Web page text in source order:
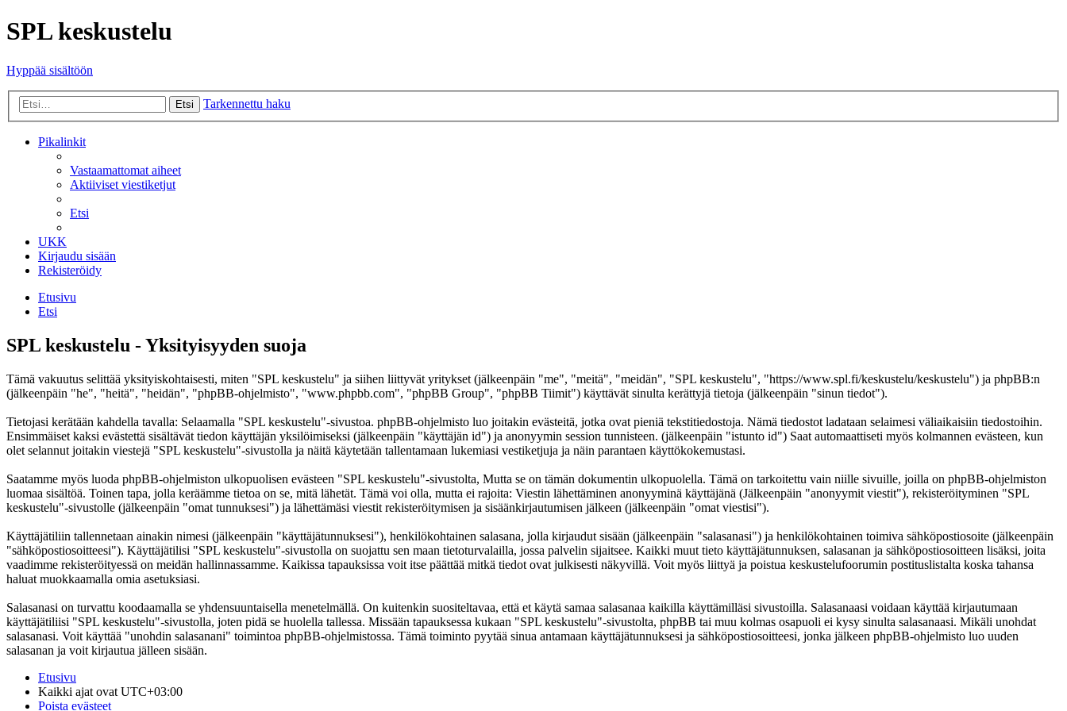
SPL keskustelu
Hyppää sisältöön
Etsi Tarkennettu haku
Pikalinkit
Vastaamattomat aiheet
Aktiiviset viestiketjut
Etsi
UKK
Kirjaudu sisään
Rekisteröidy
Etusivu
Etsi
SPL keskustelu - Yksityisyyden suoja
Tämä vakuutus selittää yksityiskohtaisesti, miten "SPL keskustelu" ja siihen liittyvät yritykset (jälkeenpäin "me", "meitä", "meidän", "SPL keskustelu", "https://www.spl.fi/keskustelu/keskustelu") ja phpBB:n
(jälkeenpäin "he", "heitä", "heidän", "phpBB-ohjelmisto", "www.phpbb.com", "phpBB Group", "phpBB Tiimit") käyttävät sinulta kerättyjä tietoja (jälkeenpäin "sinun tiedot").
Tietojasi kerätään kahdella tavalla: Selaamalla "SPL keskustelu"-sivustoa. phpBB-ohjelmisto luo joitakin evästeitä, jotka ovat pieniä tekstitiedostoja. Nämä tiedostot ladataan selaimesi väliaikaisiin tiedostoihin.
Ensimmäiset kaksi evästettä sisältävät tiedon käyttäjän yksilöimiseksi (jälkeenpäin "käyttäjän id") ja anonyymin session tunnisteen. (jälkeenpäin "istunto id") Saat automaattiseti myös kolmannen evästeen, kun
olet selannut joitakin viestejä "SPL keskustelu"-sivustolla ja näitä käytetään tallentamaan lukemiasi vestiketjuja ja näin parantaen käyttökokemustasi.
Saatamme myös luoda phpBB-ohjelmiston ulkopuolisen evästeen "SPL keskustelu"-sivustolta, Mutta se on tämän dokumentin ulkopuolella. Tämä on tarkoitettu vain niille sivuille, joilla on phpBB-ohjelmiston
luomaa sisältöä. Toinen tapa, jolla keräämme tietoa on se, mitä lähetät. Tämä voi olla, mutta ei rajoita: Viestin lähettäminen anonyyminä käyttäjänä (Jälkeenpäin "anonyymit viestit"), rekisteröityminen "SPL
keskustelu"-sivustolle (jälkeenpäin "omat tunnuksesi") ja lähettämäsi viestit rekisteröitymisen ja sisäänkirjautumisen jälkeen (jälkeenpäin "omat viestisi").
Käyttäjätiliin tallennetaan ainakin nimesi (jälkeenpäin "käyttäjätunnuksesi"), henkilökohtainen salasana, jolla kirjaudut sisään (jälkeenpäin "salasanasi") ja henkilökohtainen toimiva sähköpostiosoite (jälkeenpäin
"sähköpostiosoitteesi"). Käyttäjätilisi "SPL keskustelu"-sivustolla on suojattu sen maan tietoturvalailla, jossa palvelin sijaitsee. Kaikki muut tieto käyttäjätunnuksen, salasanan ja sähköpostiosoitteen lisäksi, joita
vaadimme rekisteröityessä on meidän hallinnassamme. Kaikissa tapauksissa voit itse päättää mitkä tiedot ovat julkisesti näkyvillä. Voit myös liittyä ja poistua keskustelufoorumin postituslistalta koska tahansa
haluat muokkaamalla omia asetuksiasi.
Salasanasi on turvattu koodaamalla se yhdensuuntaisella menetelmällä. On kuitenkin suositeltavaa, että et käytä samaa salasanaa kaikilla käyttämilläsi sivustoilla. Salasanaasi voidaan käyttää kirjautumaan
käyttäjätiliisi "SPL keskustelu"-sivustolla, joten pidä se huolella tallessa. Missään tapauksessa kukaan "SPL keskustelu"-sivustolta, phpBB tai muu kolmas osapuoli ei kysy sinulta salasanaasi. Mikäli unohdat
salasanasi. Voit käyttää "unohdin salasanani" toimintoa phpBB-ohjelmistossa. Tämä toiminto pyytää sinua antamaan käyttäjätunnuksesi ja sähköpostiosoitteesi, jonka jälkeen phpBB-ohjelmisto luo uuden
salasanan ja voit kirjautua jälleen sisään.
Etusivu
Kaikki ajat ovat UTC+03:00
Poista evästeet